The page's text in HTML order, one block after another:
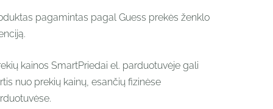
pagamintas pagal Guess prekės ženklo
kainos SmartPriedai el. parduotuvėje gali
nuo prekių kainų, esančių fizinėse